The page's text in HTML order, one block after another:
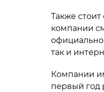
Также
компании
так и
Компании
первый год